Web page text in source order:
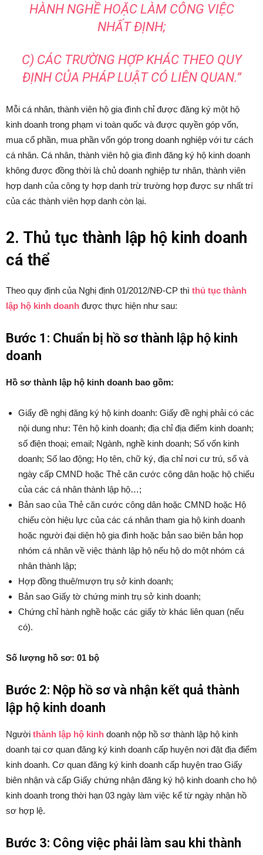
HÀNH NGHỀ HOẶC LÀM CÔNG VIỆC
NHẤT ĐỊNH;
C) CÁC TRƯỜNG HỢP KHÁC THEO QUY
ĐỊNH CỦA PHÁP LUẬT CÓ LIÊN QUAN.”
Mỗi cá nhân, thành viên hộ gia đình chỉ được đăng ký một hộ
kinh doanh trong phạm vi toàn quốc và được quyền góp vốn,
mua cổ phần, mua phần vốn góp trong doanh nghiệp với tư cách
cá nhân. Cá nhân, thành viên hộ gia đình đăng ký hộ kinh doanh
không được đồng thời là chủ doanh nghiệp tư nhân, thành viên
hợp danh của công ty hợp danh trừ trường hợp được sự nhất trí
của các thành viên hợp danh còn lại.
2. Thủ tục thành lập hộ kinh doanh
cá thể
Theo quy định của Nghị định 01/2012/NĐ-CP thì thủ tục thành
lập hộ kinh doanh được thực hiện như sau:
Bước 1: Chuẩn bị hồ sơ thành lập hộ kinh
doanh
Hồ sơ thành lập hộ kinh doanh bao gồm:
Giấy đề nghị đăng ký hộ kinh doanh: Giấy đề nghị phải có các
nội dung như: Tên hộ kinh doanh; địa chỉ địa điểm kinh doanh;
số điện thoại; email; Ngành, nghề kinh doanh; Số vốn kinh
doanh; Số lao động; Họ tên, chữ ký, địa chỉ nơi cư trú, số và
ngày cấp CMND hoặc Thẻ căn cước công dân hoặc hộ chiếu
của các cá nhân thành lập hộ…;
Bản sao của Thẻ căn cước công dân hoặc CMND hoặc Hộ
chiếu còn hiệu lực của các cá nhân tham gia hộ kinh doanh
hoặc người đại diện hộ gia đình hoặc bản sao biên bản họp
nhóm cá nhân về việc thành lập hộ nếu hộ do một nhóm cá
nhân thành lập;
Hợp đồng thuê/mượn trụ sở kinh doanh;
Bản sao Giấy tờ chứng minh trụ sở kinh doanh;
Chứng chỉ hành nghề hoặc các giấy tờ khác liên quan (nếu
có).
Số lượng hồ sơ: 01 bộ
Bước 2: Nộp hồ sơ và nhận kết quả thành
lập hộ kinh doanh
Người thành lập hộ kinh doanh nộp hồ sơ thành lập hộ kinh
doanh tại cơ quan đăng ký kinh doanh cấp huyện nơi đặt địa điểm
kinh doanh. Cơ quan đăng ký kinh doanh cấp huyện trao Giấy
biên nhận và cấp Giấy chứng nhận đăng ký hộ kinh doanh cho hộ
kinh doanh trong thời hạn 03 ngày làm việc kể từ ngày nhận hồ
sơ hợp lệ.
Bước 3: Công việc phải làm sau khi thành